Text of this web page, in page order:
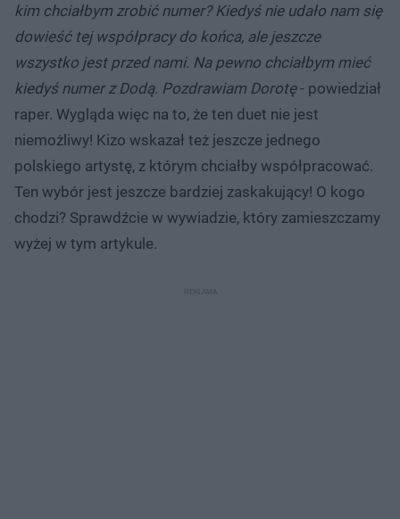
kim chciałbym zrobić numer? Kiedyś nie udało nam się
dowieść tej współpracy do końca, ale jeszcze
wszystko jest przed nami. Na pewno chciałbym mieć
kiedyś numer z Dodą. Pozdrawiam Dorotę- powiedział
raper. Wygląda więc na to, że ten duet nie jest
niemożliwy! Kizo wskazał też jeszcze jednego
polskiego artystę, z którym chciałby współpracować.
Ten wybór jest jeszcze bardziej zaskakujący! O kogo
chodzi? Sprawdźcie w wywiadzie, który zamieszczamy
wyżej w tym artykule.